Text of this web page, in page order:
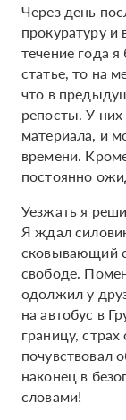
Через день
прокуратуру
течение года
статье, то на
что в
репосты. У
материала, и
времени.
постоянно
Уезжать я
Я ждал
сковывающий
свободе.
одолжил у
на автобус в
границу,
почувствовал
наконец в
словами!